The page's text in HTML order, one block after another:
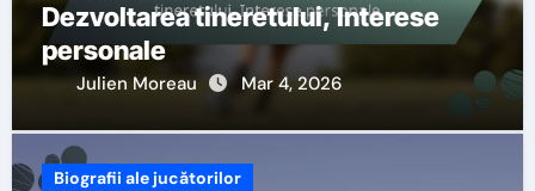
Dezvoltarea tineretului, Interese
personale
Julien Moreau Mar 4, 2026
Biografii ale jucătorilor